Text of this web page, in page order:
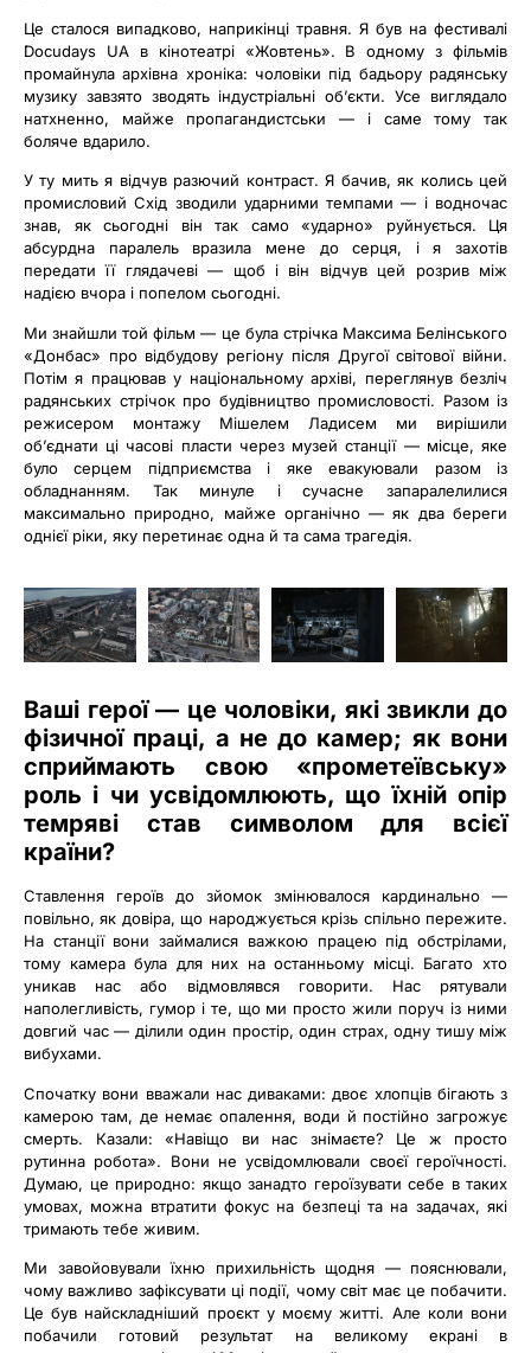
Це сталося випадково, наприкінці травня. Я був на фестивалі
Docudays UA в кінотеатрі «Жовтень». В одному з фільмів
промайнула архівна хроніка: чоловіки під бадьору радянську
музику завзято зводять індустріальні об’єкти. Усе виглядало
натхненно, майже пропагандистськи — і саме тому так
боляче вдарило.
У ту мить я відчув разючий контраст. Я бачив, як колись цей
промисловий Схід зводили ударними темпами — і водночас
знав, як сьогодні він так само «ударно» руйнується. Ця
абсурдна паралель вразила мене до серця, і я захотів
передати її глядачеві — щоб і він відчув цей розрив між
надією вчора і попелом сьогодні.
Ми знайшли той фільм — це була стрічка Максима Белінського
«Донбас» про відбудову регіону після Другої світової війни.
Потім я працював у національному архіві, переглянув безліч
радянських стрічок про будівництво промисловості. Разом із
режисером монтажу Мішелем Ладисем ми вирішили
об’єднати ці часові пласти через музей станції — місце, яке
було серцем підприємства і яке евакуювали разом із
обладнанням. Так минуле і сучасне запаралелилися
максимально природно, майже органічно — як два береги
однієї ріки, яку перетинає одна й та сама трагедія.
Ваші герої — це чоловіки, які звикли до
фізичної праці, а не до камер; як вони
сприймають свою «прометеївську»
роль і чи усвідомлюють, що їхній опір
темряві став символом для всієї
країни?
Ставлення героїв до зйомок змінювалося кардинально —
повільно, як довіра, що народжується крізь спільно пережите.
На станції вони займалися важкою працею під обстрілами,
тому камера була для них на останньому місці. Багато хто
уникав нас або відмовлявся говорити. Нас рятували
наполегливість, гумор і те, що ми просто жили поруч із ними
довгий час — ділили один простір, один страх, одну тишу між
вибухами.
Спочатку вони вважали нас диваками: двоє хлопців бігають з
камерою там, де немає опалення, води й постійно загрожує
смерть. Казали: «Навіщо ви нас знімаєте? Це ж просто
рутинна робота». Вони не усвідомлювали своєї героїчності.
Думаю, це природно: якщо занадто героїзувати себе в таких
умовах, можна втратити фокус на безпеці та на задачах, які
тримають тебе живим.
Ми завойовували їхню прихильність щодня — пояснювали,
чому важливо зафіксувати ці події, чому світ має це побачити.
Це був найскладніший проєкт у моєму житті. Але коли вони
побачили готовий результат на великому екрані в